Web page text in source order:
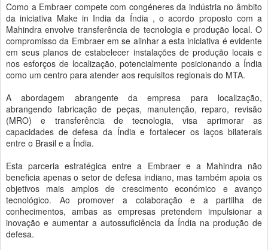
Como a Embraer compete com congéneres da indústria no âmbito
da iniciativa Make in India da Índia , o acordo proposto com a
Mahindra envolve transferência de tecnologia e produção local. O
compromisso da Embraer em se alinhar a esta iniciativa é evidente
em seus planos de estabelecer instalações de produção locais e
nos esforços de localização, potencialmente posicionando a Índia
como um centro para atender aos requisitos regionais do MTA.
A abordagem abrangente da empresa para localização,
abrangendo fabricação de peças, manutenção, reparo, revisão
(MRO) e transferência de tecnologia, visa aprimorar as
capacidades de defesa da Índia e fortalecer os laços bilaterais
entre o Brasil e a Índia.
Esta parceria estratégica entre a Embraer e a Mahindra não
beneficia apenas o setor de defesa indiano, mas também apoia os
objetivos mais amplos de crescimento económico e avanço
tecnológico. Ao promover a colaboração e a partilha de
conhecimentos, ambas as empresas pretendem impulsionar a
inovação e aumentar a autossuficiência da Índia na produção de
defesa.